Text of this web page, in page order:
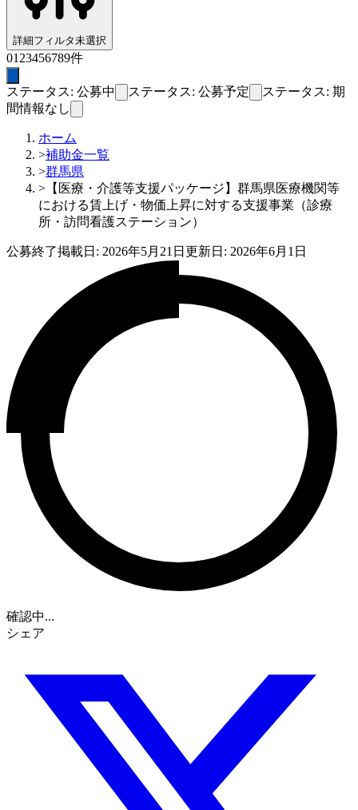
詳細フィルタ未選択
01 23456789件
ステータス: 公募中 ステータス: 公募予定
ステータス: 期
間情報なし
ホーム
>補助金一覧
>群馬県
> 【医療・介護等支援パッケージ】群馬県医療機関等
における賃上げ・物価上昇に対する支援事業（診療
所・訪問看護ステーション）
公募終了掲載日: 2026年5月21日 更新日: 2026年6月1日
確認中...
シェア